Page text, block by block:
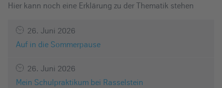
Hier kann noch eine Erklärung zu der Thematik stehen
26. Juni 2026
Auf in die Sommerpause
26. Juni 2026
Mein Schulpraktikum bei Rasselstein